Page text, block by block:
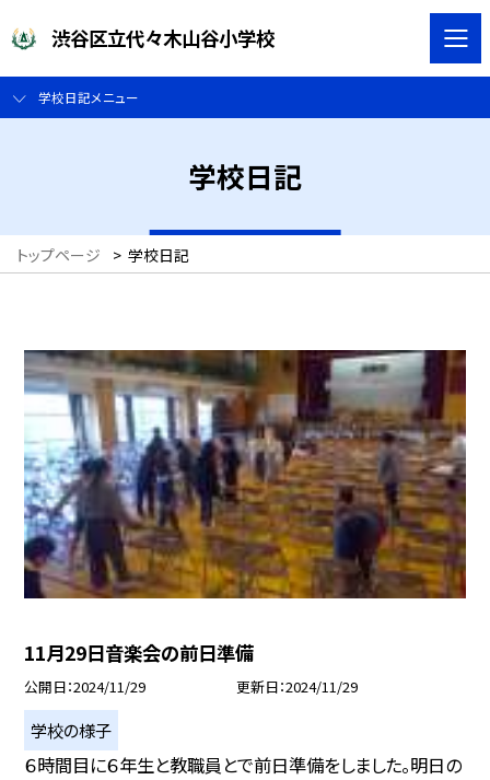
渋谷区立代々木山谷小学校
学校日記メニュー
学校日記
トップページ > 学校日記
11月29日音楽会の前日準備
公開日 2024/11/29 更新日 2024/11/29
学校の様子
６時間目に６年生と教職員とで前日準備をしました。明日の